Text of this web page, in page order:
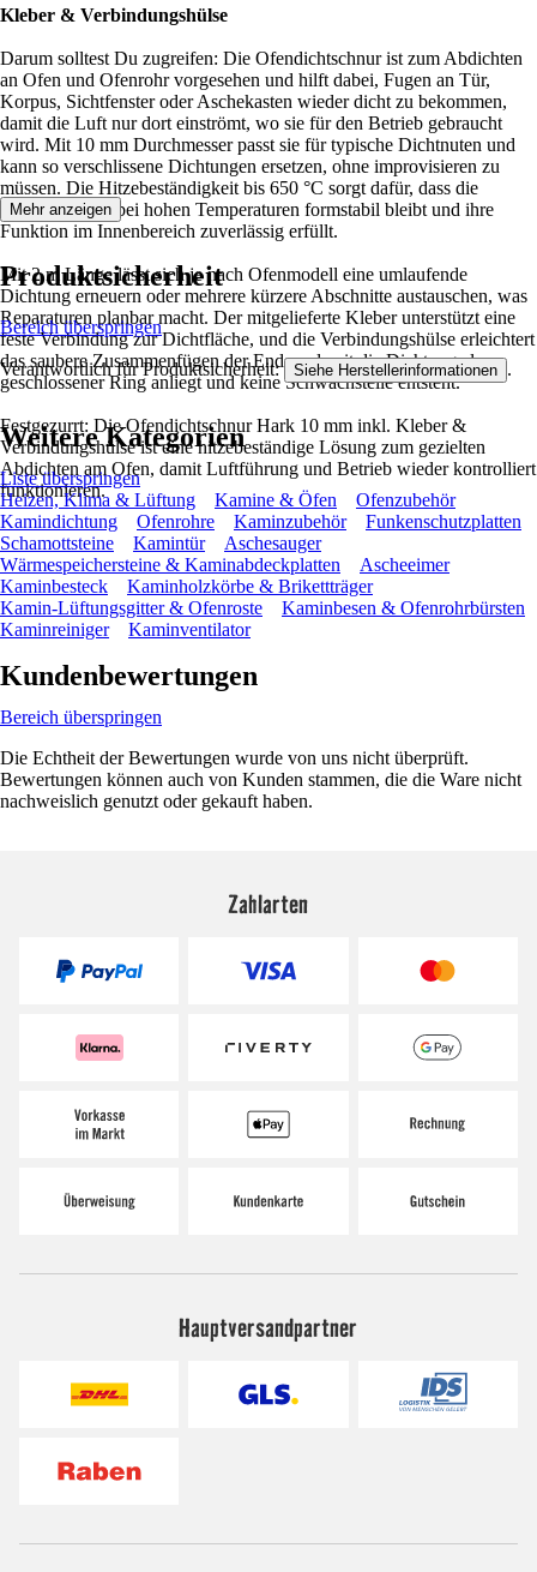
Kleber & Verbindungshülse
Darum solltest Du zugreifen: Die Ofendichtschnur ist zum Abdichten
an Ofen und Ofenrohr vorgesehen und hilft dabei, Fugen an Tür,
Korpus, Sichtfenster oder Aschekasten wieder dicht zu bekommen,
damit die Luft nur dort einströmt, wo sie für den Betrieb gebraucht
wird. Mit 10 mm Durchmesser passt sie für typische Dichtnuten und
kann so verschlissene Dichtungen ersetzen, ohne improvisieren zu
müssen. Die Hitzebeständigkeit bis 650 °C sorgt dafür, dass die
Dichtung auch bei hohen Temperaturen formstabil bleibt und ihre
Funktion im Innenbereich zuverlässig erfüllt.
Mit 2 m Länge lässt sich je nach Ofenmodell eine umlaufende
Dichtung erneuern oder mehrere kürzere Abschnitte austauschen, was
Reparaturen planbar macht. Der mitgelieferte Kleber unterstützt eine
feste Verbindung zur Dichtfläche, und die Verbindungshülse erleichtert
das saubere Zusammenfügen der Enden, damit die Dichtung als
geschlossener Ring anliegt und keine Schwachstelle entsteht.
Festgezurrt: Die Ofendichtschnur Hark 10 mm inkl. Kleber &
Verbindungshülse ist eine hitzebeständige Lösung zum gezielten
Abdichten am Ofen, damit Luftführung und Betrieb wieder kontrolliert
funktionieren.
Mehr anzeigen
Produktsicherheit
Bereich überspringen
Verantwortlich für Produktsicherheit: Siehe Herstellerinformationen .
Weitere Kategorien
Liste überspringen
Heizen, Klima & Lüftung
Kamine & Öfen
Ofenzubehör
Kamindichtung
Ofenrohre Kaminzubehör
Funkenschutzplatten
Schamottsteine
Kamintür
Aschesauger
Wärmespeichersteine & Kaminabdeckplatten
Ascheeimer
Kaminbesteck
Kaminholzkörbe & Brikettträger
Kamin-Lüftungsgitter & Ofenroste
Kaminbesen & Ofenrohrbürsten
Kaminreiniger
Kaminventilator
Kundenbewertungen
Bereich überspringen
Die Echtheit der Bewertungen wurde von uns nicht überprüft.
Bewertungen können auch von Kunden stammen, die die Ware nicht
nachweislich genutzt oder gekauft haben.
Zahlarten
Hauptversandpartner